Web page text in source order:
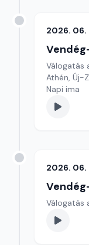
2026. 06.
Válogatás
Athén, Új-
Napi ima
2026. 06.
Válogatás